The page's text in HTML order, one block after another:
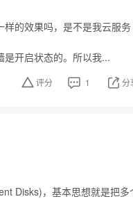
的效果吗，是不是我云服务
开启状态的。所以我...
评分 1 分
Disks)，基本思想就是把多